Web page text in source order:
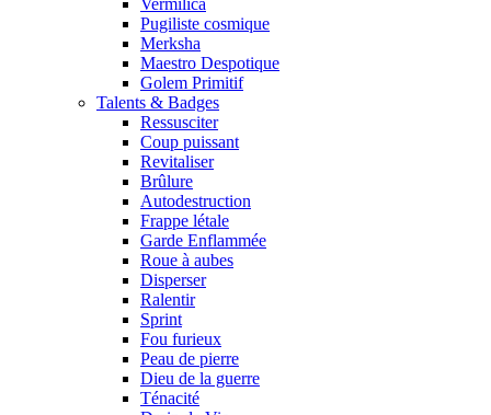
Vermilica
Pugiliste cosmique
Merksha
Maestro Despotique
Golem Primitif
Talents & Badges
Ressusciter
Coup puissant
Revitaliser
Brûlure
Autodestruction
Frappe létale
Garde Enflammée
Roue à aubes
Disperser
Ralentir
Sprint
Fou furieux
Peau de pierre
Dieu de la guerre
Ténacité